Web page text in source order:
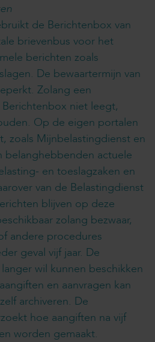
de Berichtenbox van
brievenbus voor het
berichten zoals
De bewaartermijn van
Zolang een
niet leegt,
Op de eigen portalen
zoals Mijnbelastingdienst en
belanghebbenden actuele
en toeslagzaken en
van de Belastingdienst
blijven op deze
zolang bezwaar,
andere procedures
geval vijf jaar. De
wil kunnen beschikken
en aanvragen kan
archiveren. De
hoe aangiften na vijf
worden gemaakt.